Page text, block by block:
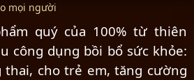
mọi người
quý của 100% từ thiên
công dụng bồi bổ sức khỏe:
cho trẻ em, tăng cường